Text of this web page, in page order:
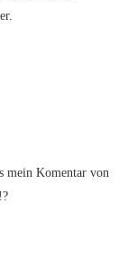
mein Komentar von